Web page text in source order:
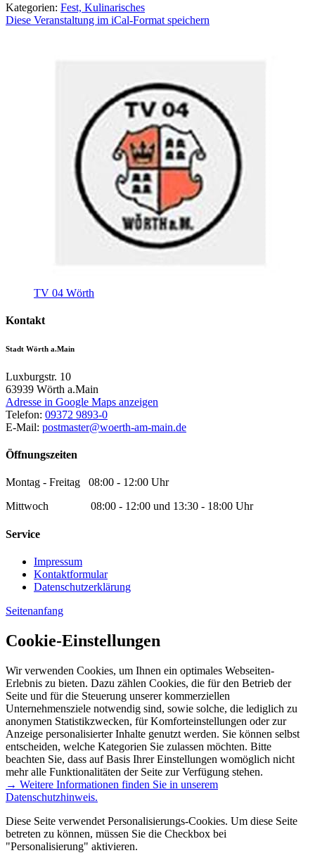
Kategorien: Fest, Kulinarisches
Diese Veranstaltung im iCal-Format speichern
TV 04 Wörth
Kontakt
Stadt Wörth a.Main
Luxburgstr. 10
63939 Wörth a.Main
Adresse in Google Maps anzeigen
Telefon: 09372 9893-0
E-Mail: postmaster@woerth-am-main.de
Öffnungszeiten
Montag - Freitag 08:00 - 12:00 Uhr
Mittwoch 08:00 - 12:00 und 13:30 - 18:00 Uhr
Service
Impressum
Kontaktformular
Datenschutzerklärung
Seitenanfang
Cookie-Einstellungen
Wir verwenden Cookies, um Ihnen ein optimales Webseiten-
Erlebnis zu bieten. Dazu zählen Cookies, die für den Betrieb der
Seite und für die Steuerung unserer kommerziellen
Unternehmensziele notwendig sind, sowie solche, die lediglich zu
anonymen Statistikzwecken, für Komforteinstellungen oder zur
Anzeige personalisierter Inhalte genutzt werden. Sie können selbst
entscheiden, welche Kategorien Sie zulassen möchten. Bitte
beachten Sie, dass auf Basis Ihrer Einstellungen womöglich nicht
mehr alle Funktionalitäten der Seite zur Verfügung stehen.
→ Weitere Informationen finden Sie in unserem
Datenschutzhinweis.
Diese Seite verwendet Personalisierungs-Cookies. Um diese Seite
betreten zu können, müssen Sie die Checkbox bei
"Personalisierung" aktivieren.